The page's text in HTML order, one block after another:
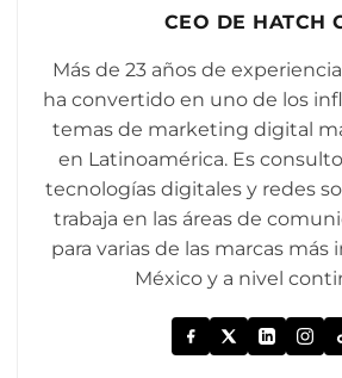
CEO DE HATCH
Más de 23 años de
ha convertido en uno de los
temas de marketing digital
en Latinoamérica. Es
tecnologías digitales y redes
trabaja en las áreas de
para varias de las marcas
México y a nivel